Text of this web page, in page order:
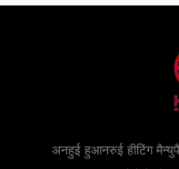
अनहुई हुआनरुई हीटिंग